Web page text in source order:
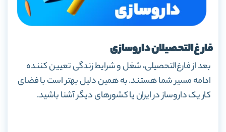
فارغ‌التحصیلان داروسازی
بعد از فارغ‌التحصیلی، شغل و شرایط زندگی تعیین کننده
ادامه مسیر شما هستند. به همین دلیل بهتر است با فضای
کار یک داروساز در ایران یا کشورهای دیگر آشنا باشید.